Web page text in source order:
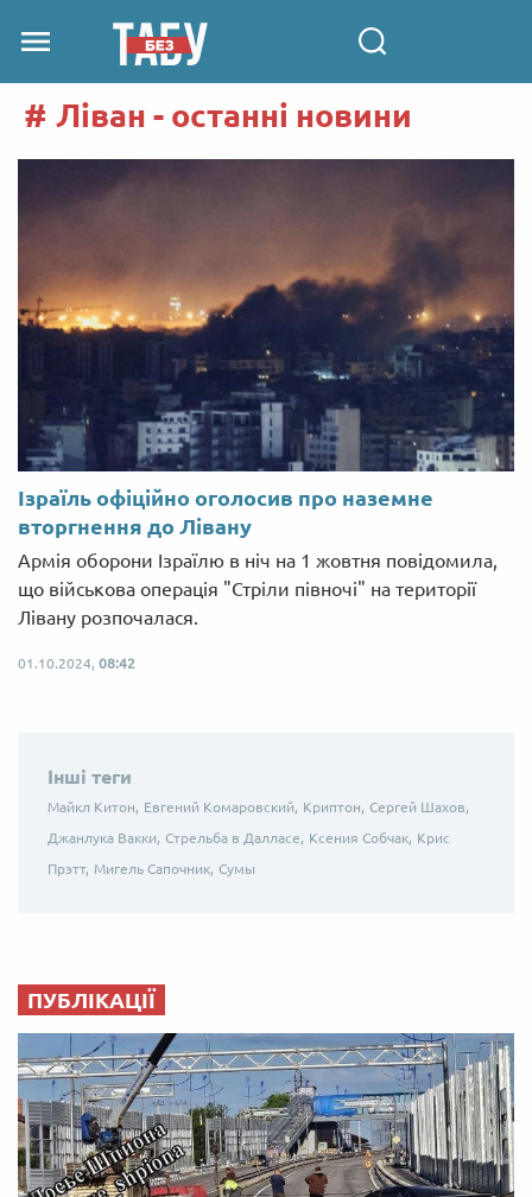
Ліван - останні новини
Ізраїль офіційно оголосив про наземне
вторгнення до Лівану
Армія оборони Ізраїлю в ніч на 1 жовтня повідомила,
що військова операція "Стріли півночі" на території
Лівану розпочалася.
01.10.2024, 08:42
Інші теги
Майкл Китон, Евгений Комаровский, Криптон, Сергей Шахов,
Джанлука Вакки, Стрельба в Далласе, Ксения Собчак, Крис
Прэтт, Мигель Сапочник, Сумы
ПУБЛІКАЦІЇ